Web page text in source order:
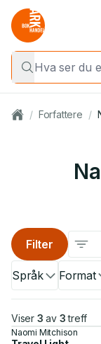
/ Forfattere /
Språk Format
Filter
Viser 3 av 3 treff
Naomi Mitchison